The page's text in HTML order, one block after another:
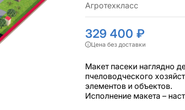
Агротехкласс
329 400 ₽
Цена без доставки
Макет пасеки наглядно
пчеловодческого
элементов и объектов.
Исполнение макета –